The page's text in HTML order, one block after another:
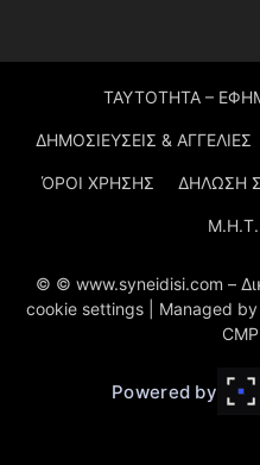
ΤΑΥΤΟΤΗΤΑ –
ΔΗΜΟΣΙΕΥΣΕΙΣ & ΑΓΓΕΛΙΕΣ
ΌΡΟΙ ΧΡΗΣΗΣ ΔΗΛΩΣΗ
© © www.syneidisi.com –
cookie settings | Managed by
Powered by